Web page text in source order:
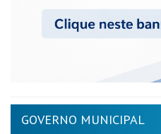
GOVERNO MUNICIPAL